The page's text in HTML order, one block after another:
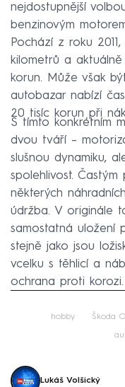
nejdostupnější
benzinovým
Pochází z roku
kilometrů a
korun. Může však
autobazar nabízí
20 tisíc korun při
S tímto konkrétním
dvou tváří –
slušnou dynamiku,
spolehlivost.
některých
údržba. V originále
samostatná uložení
stejně jako jsou
vcelku s těhlicí a
ochrana proti korozi.
hobby Škoda
Lukáš Volšický